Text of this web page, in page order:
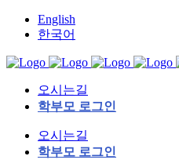
English
한국어
오시는길
학부모 로그인
오시는길
학부모 로그인